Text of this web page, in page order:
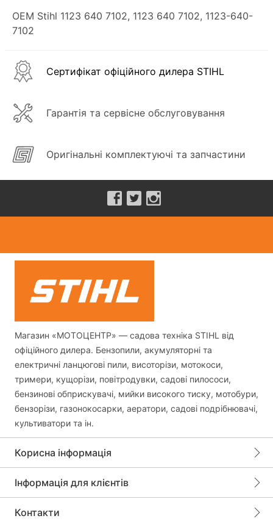
OEM Stihl 1123 640 7102, 1123 640 7102, 1123-640-
7102
Сертифікат офіційного дилера STIHL
Гарантія та сервісне обслуговування
Оригінальні комплектуючі та запчастини
Магазин «МОТОЦЕНТР» — садова техніка STIHL від
офіційного дилера. Бензопили, акумуляторні та
електричні ланцюгові пили, висоторізи, мотокоси,
тримери, кущорізи, повітродувки, садові пилососи,
бензинові обприскувачі, мийки високого тиску, мотобури,
бензорізи, газонокосарки, аератори, садові подрібнювачі,
культиватори та ін.
Корисна інформація
Інформація для клієнтів
Контакти